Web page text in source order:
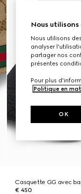
Casquette GG avec
€ 450
Nous utilisons
Nous utilisons
analyser
partager nos
présentes
Pour plus
Politique en
OK